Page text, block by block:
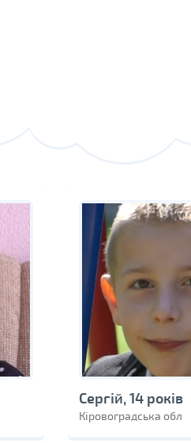
Сергій, 14 років
Кіровоградська обл